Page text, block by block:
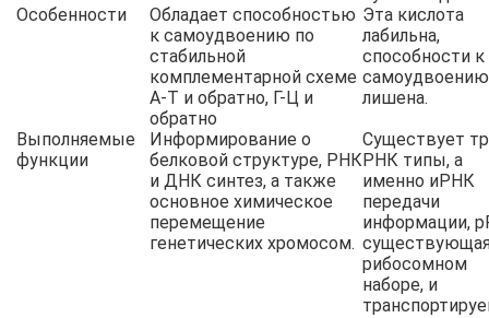
Особенности
Обладает способностью
к самоудвоению по
стабильной
комплементарной схеме
А-Т и обратно, Г-Ц и
обратно
Эта кислота
лабильна,
способности к
самоудвоению
лишена.
Выполняемые
функции
Информирование о
белковой структуре, РНК
и ДНК синтез, а также
основное химическое
перемещение
генетических хромосом.
Существует
РНК типы, а
именно иРНК
передачи
информации,
рибосомном
наборе, и